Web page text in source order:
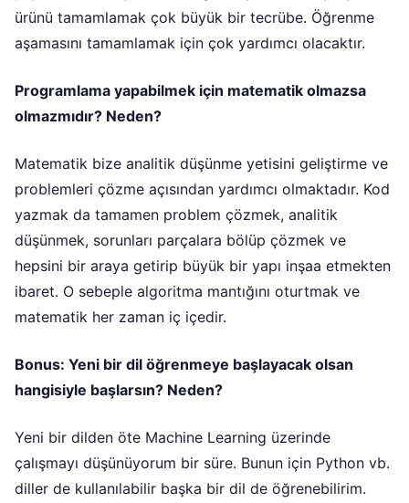
ürünü tamamlamak çok büyük bir tecrübe. Öğrenme
aşamasını tamamlamak için çok yardımcı olacaktır.
Programlama yapabilmek için matematik olmazsa
olmazmıdır? Neden?
Matematik bize analitik düşünme yetisini geliştirme ve
problemleri çözme açısından yardımcı olmaktadır. Kod
yazmak da tamamen problem çözmek, analitik
düşünmek, sorunları parçalara bölüp çözmek ve
hepsini bir araya getirip büyük bir yapı inşaa etmekten
ibaret. O sebeple algoritma mantığını oturtmak ve
matematik her zaman iç içedir.
Bonus: Yeni bir dil öğrenmeye başlayacak olsan
hangisiyle başlarsın? Neden?
Yeni bir dilden öte Machine Learning üzerinde
çalışmayı düşünüyorum bir süre. Bunun için Python vb.
diller de kullanılabilir başka bir dil de öğrenebilirim.